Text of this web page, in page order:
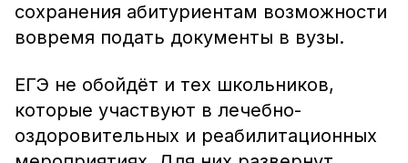
сохранения абитуриентам возможности
вовремя подать документы в вузы.
ЕГЭ не обойдёт и тех школьников,
которые участвуют в лечебно-
оздоровительных и реабилитационных